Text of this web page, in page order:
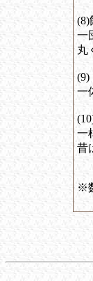
(8)
一
丸
(9)
一
一
昔
※